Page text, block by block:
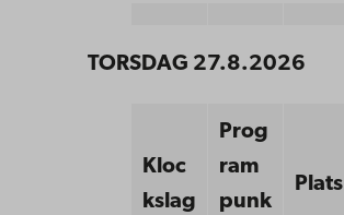
TORSDAG 27.8.2026
Kloc
kslag
Prog
ram
punk
Plats